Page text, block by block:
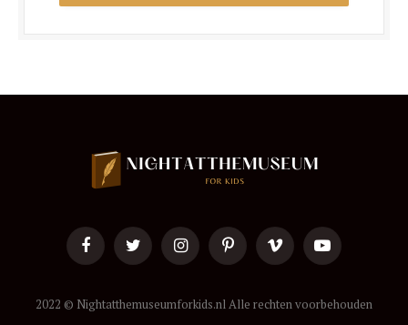
FacebookTwitter InstagramPinterestVimeo YouTube
2022 © Nightatthemuseumforkids.nl Alle rechten voorbehouden